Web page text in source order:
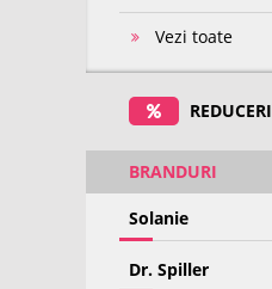
Vezi toate
REDUCERI
BRANDURI
Solanie
Dr. Spiller